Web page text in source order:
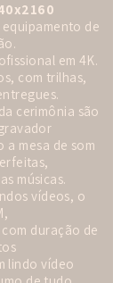
de
em 4K.
com trilhas,
cerimônia são
mesa de som
músicas.
vídeos, o
duração de
lindo vídeo